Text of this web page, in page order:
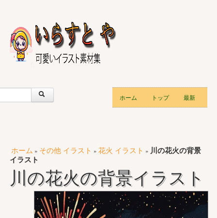
ホーム トップ 最新
ホーム » その他 イラスト » 花火 イラスト » 川の花火の背景
イラスト
川の花火の背景イラスト